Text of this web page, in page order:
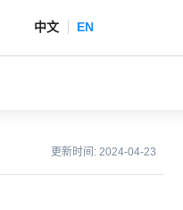
中文 EN
更新时间: 2024-04-23